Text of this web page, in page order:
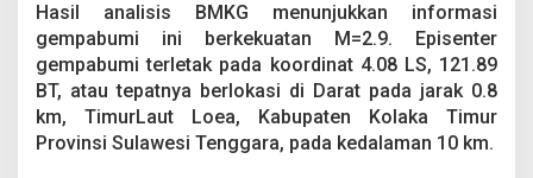
a
h
L
o
e
a
K
Hasil analisis BMKG menunjukkan informasi
gempabumi ini berkekuatan M=2.9. Episenter
gempabumi terletak pada koordinat 4.08 LS, 121.89
BT, atau tepatnya berlokasi di Darat pada jarak 0.8
km, TimurLaut Loea, Kabupaten Kolaka Timur
Provinsi Sulawesi Tenggara, pada kedalaman 10 km.